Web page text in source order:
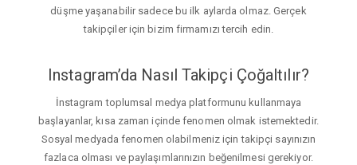
düşme yaşanabilir sadece bu ilk aylarda olmaz. Gerçek
takipçiler için bizim firmamızı tercih edin.
Instagram’da Nasıl Takipçi Çoğaltılır?
İnstagram toplumsal medya platformunu kullanmaya
başlayanlar, kısa zaman içinde fenomen olmak istemektedir.
Sosyal medyada fenomen olabilmeniz için takipçi sayınızın
fazlaca olması ve paylaşımlarınızın beğenilmesi gerekiyor.